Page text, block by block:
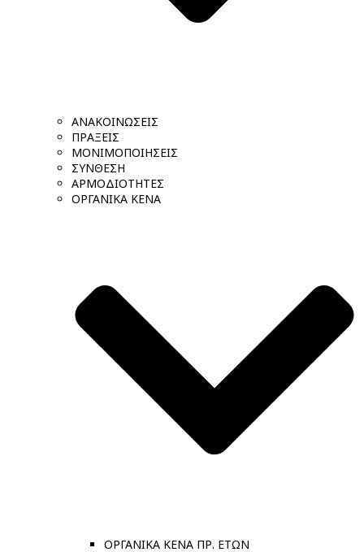
ΑΝΑΚΟΙΝΩΣΕΙΣ
ΠΡΑΞΕΙΣ
ΜΟΝΙΜΟΠΟΙΗΣΕΙΣ
ΣΥΝΘΕΣΗ
ΑΡΜΟΔΙΟΤΗΤΕΣ
ΟΡΓΑΝΙΚΑ ΚΕΝΑ
ΟΡΓΑΝΙΚΑ ΚΕΝΑ ΠΡ. ΕΤΩΝ